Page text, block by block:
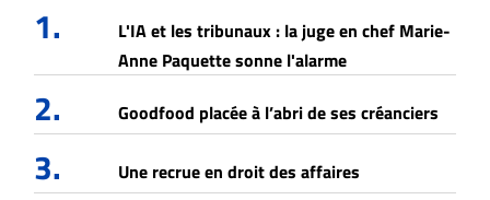
1.
L'IA et les tribunaux : la juge en chef Marie-
Anne Paquette sonne l'alarme
2. Goodfood placée à l’abri de ses créanciers
3. Une recrue en droit des affaires